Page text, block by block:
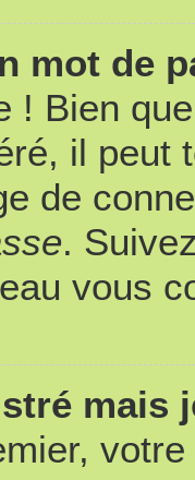
mot de
! Bien
il peut
de
.
vous
mais